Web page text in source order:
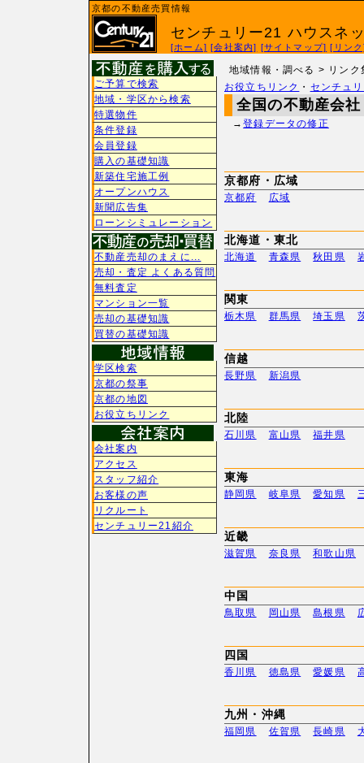
地域情報・調べる > リン
お役立ちリンク ・ センチュ
全国の不動産会
→登録データの修正
京都府・広域
京都府 広域
北海道・東北
北海道 青森県 秋田県
関東
栃木県 群馬県 埼玉県
信越
長野県 新潟県
北陸
石川県 富山県 福井県
東海
静岡県 岐阜県 愛知県
近畿
滋賀県 奈良県 和歌山県
中国
鳥取県 岡山県 島根県
四国
香川県 徳島県 愛媛県
九州・沖縄
福岡県 佐賀県 長崎県
ご予算で検索
地域・学区から検索
特選物件
条件登録
会員登録
購入の基礎知識
新築住宅施工例
オープンハウス
新聞広告集
ローンシミュレーション
不動産売却のまえに...
売却・査定 よくある質問
無料査定
マンション一覧
売却の基礎知識
買替の基礎知識
学区検索
京都の祭事
京都の地図
お役立ちリンク
会社案内
アクセス
スタッフ紹介
お客様の声
リクルート
センチュリー21紹介
京都の不動産売買情報
センチュリー21 ハウスネ
[ホーム] [会社案内] [サイトマップ] [リン